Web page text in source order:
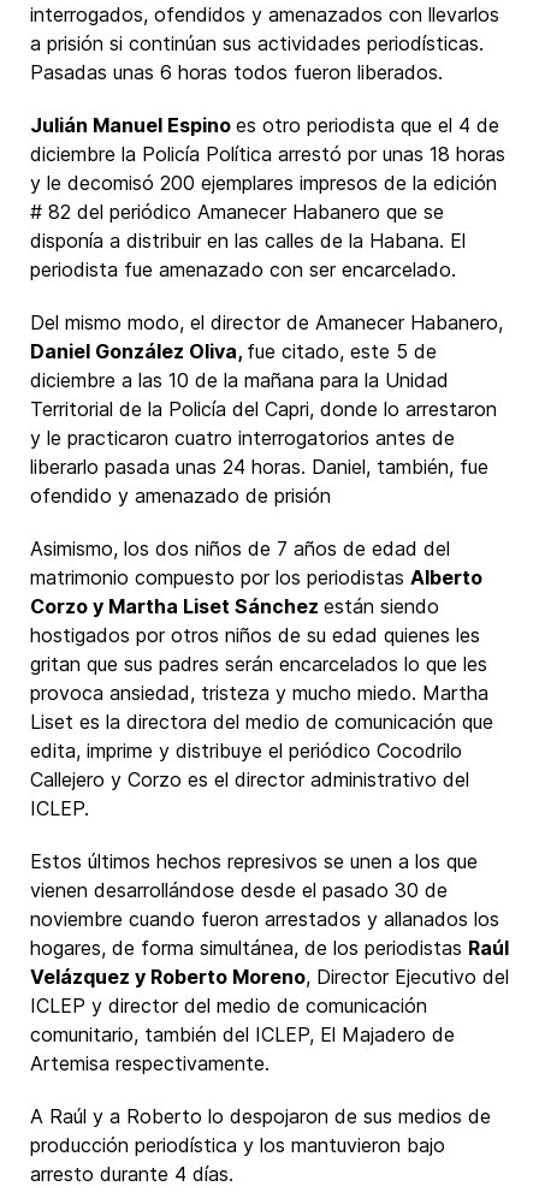
interrogados, ofendidos y amenazados con llevarlos
a prisión si continúan sus actividades periodísticas.
Pasadas unas 6 horas todos fueron liberados.
Julián Manuel Espino es otro periodista que el 4 de
diciembre la Policía Política arrestó por unas 18 horas
y le decomisó 200 ejemplares impresos de la edición
# 82 del periódico Amanecer Habanero que se
disponía a distribuir en las calles de la Habana. El
periodista fue amenazado con ser encarcelado.
Del mismo modo, el director de Amanecer Habanero,
Daniel González Oliva, fue citado, este 5 de
diciembre a las 10 de la mañana para la Unidad
Territorial de la Policía del Capri, donde lo arrestaron
y le practicaron cuatro interrogatorios antes de
liberarlo pasada unas 24 horas. Daniel, también, fue
ofendido y amenazado de prisión
Asimismo, los dos niños de 7 años de edad del
matrimonio compuesto por los periodistas Alberto
Corzo y Martha Liset Sánchez están siendo
hostigados por otros niños de su edad quienes les
gritan que sus padres serán encarcelados lo que les
provoca ansiedad, tristeza y mucho miedo. Martha
Liset es la directora del medio de comunicación que
edita, imprime y distribuye el periódico Cocodrilo
Callejero y Corzo es el director administrativo del
ICLEP.
Estos últimos hechos represivos se unen a los que
vienen desarrollándose desde el pasado 30 de
noviembre cuando fueron arrestados y allanados los
hogares, de forma simultánea, de los periodistas Raúl
Velázquez y Roberto Moreno, Director Ejecutivo del
ICLEP y director del medio de comunicación
comunitario, también del ICLEP, El Majadero de
Artemisa respectivamente.
A Raúl y a Roberto lo despojaron de sus medios de
producción periodística y los mantuvieron bajo
arresto durante 4 días.